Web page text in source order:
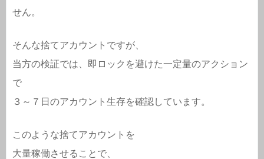
せん。
そんな捨てアカウントですが、
当方の検証では、即ロックを避けた一定量のアクション
で
３～７日のアカウント生存を確認しています。
このような捨てアカウントを
大量稼働させることで、